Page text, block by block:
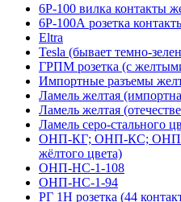
6Р-100 вилка контакты
6Р-100А розетка
Eltra
Tesla (бывает темно-
ГРПМ розетка (с
Импортные разъемы
Ламель желтая
Ламель желтая
Ламель серо-стального
ОНП-КГ; ОНП-КС; ОНП-
жёлтого цвета)
ОНП-НС-1-108
ОНП-НС-1-94
РГ 1Н розетка (44